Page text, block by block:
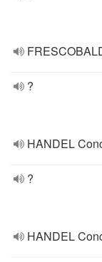
?
HANDEL
?
HANDEL